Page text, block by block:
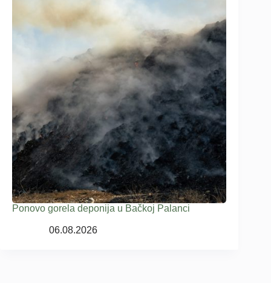
Ponovo gorela deponija u Bačkoj Palanci
06.08.2026